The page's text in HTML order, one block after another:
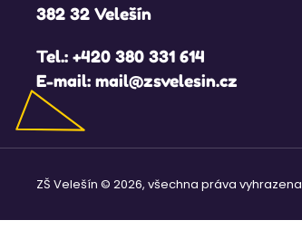
382 32 Velešín
Tel.: +420 380 331 614
E-mail: mail@zsvelesin.cz
ZŠ Velešín © 2026, všechna práva vyhrazena